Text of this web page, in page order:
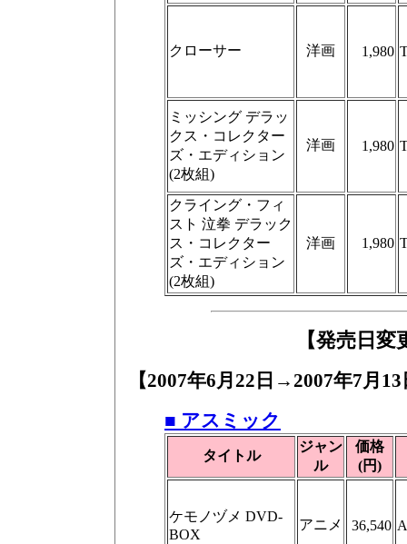
クローサー 洋画 1,980
ミッシング デラッ
クス・コレクター
ズ・エディション
(2枚組)
洋画 1,980
クライング・フィ
スト 泣拳 デラック
ス・コレクター
ズ・エディション
(2枚組)
洋画 1,980
【発売日変
【2007年6月22日→2007年7月
■ アスミック
タイトル
ジャン
ル
価格
(円)
ケモノヅメ DVD-
BOX
アニメ 36,540